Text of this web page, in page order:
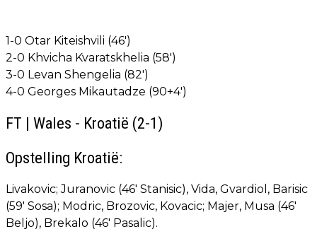
1-0 Otar Kiteishvili (46')
2-0 Khvicha Kvaratskhelia (58')
3-0 Levan Shengelia (82')
4-0 Georges Mikautadze (90+4')
FT | Wales - Kroatië (2-1)
Opstelling Kroatië:
Livakovic; Juranovic (46' Stanisic), Vida, Gvardiol, Barisic
(59' Sosa); Modric, Brozovic, Kovacic; Majer, Musa (46'
Beljo), Brekalo (46' Pasalic).